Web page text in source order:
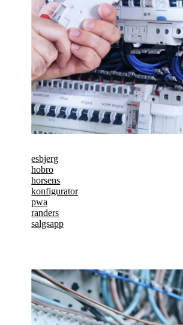
esbjerg
hobro
horsens
konfigurator
pwa
randers
salgsapp